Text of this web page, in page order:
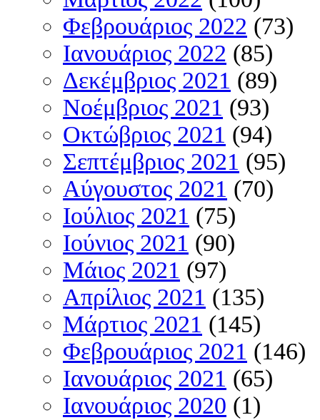
Φεβρουάριος 2022 (73)
Ιανουάριος 2022 (85)
Δεκέμβριος 2021 (89)
Νοέμβριος 2021 (93)
Οκτώβριος 2021 (94)
Σεπτέμβριος 2021 (95)
Αύγουστος 2021 (70)
Ιούλιος 2021 (75)
Ιούνιος 2021 (90)
Μάιος 2021 (97)
Απρίλιος 2021 (135)
Μάρτιος 2021 (145)
Φεβρουάριος 2021 (146)
Ιανουάριος 2021 (65)
Ιανουάριος 2020 (1)